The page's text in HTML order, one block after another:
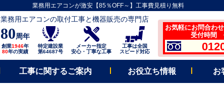
業務用エアコンが激安【85％OFF～】工事費見積り無料
業務用エアコンの取付工事と機器販売の専門店
80周年
創業1946年
80年の実績
特定建設業
第64687号
メーカー指定
安心・丁寧な工事
工事は全国
スピード対応
お気軽にお問合わ
受付時間
工事に関するご案内 お役立ち情報 お